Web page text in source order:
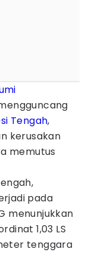
Tengah,
kerusakan
memutus
pada
menunjukkan
1,03 LS
tenggara